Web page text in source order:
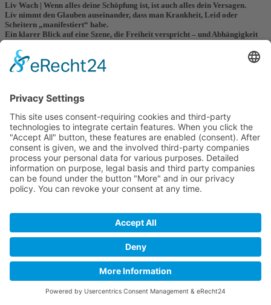
Liv Wach | Wenn alles deine Schöpfung ist, ist auch alles dein Versagen.
Liv nimmt den Glauben auseinander, dass man Krankheit, Leid oder
Scheitern „manifestiert“ habe.
Ein klarer Blick auf eine Szene, die Freiheit verspricht – und Abhängigkeit
Franziska Höffkes| Wo Zweifel unerwünscht sind, beginnt Anpassung.
– und das für Wachstum halten.
Franziska Höffkes
Sopranistin | Musikpädagogin
Danke, dass mich das Leben auf jeder Ebene einlädt, nach Hause zu
kommen.
Sara Romei
Mentorin für wahre Beziehung, verkörpertes Erwachen &
Stell dir vor, du verlierst nicht nur einen geliebten Menschen,
sondern auch dich selbst – und findest am Ende dich selbst ganz
neu. Vielleicht hast du es auch erlebt: Eine Beziehung zerbricht. Es
fühlt sich an, wie ein Fall ins Bodenlose. Du kannst nicht mehr
schlafen, essen, klar denken. Die Welt verliert ihre Farbe. Aber was,
wenn genau hier – inmitten des Schmerzes – deine tiefste Chance